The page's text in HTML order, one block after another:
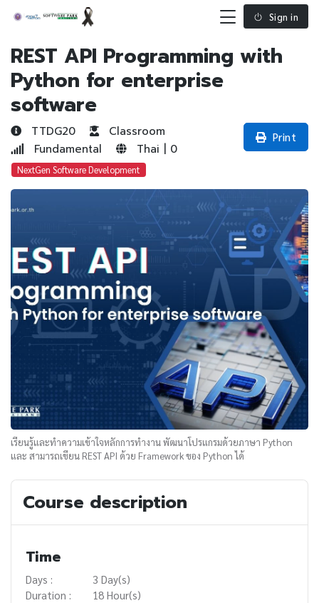
Sign in
REST API Programming with
Python for enterprise
software
TTDG20
Classroom
Fundamental
Thai | 0
NextGen Software Development
Print
เรียนรู้และทำความเข้าใจหลักการทำงาน พัฒนาโปรแกรมด้วยภาษา Python
และ สามารถเขียน REST API ด้วย Framework ของ Python ได้
Course description
Time
Days :
3 Day(s)
Duration :
18 Hour(s)